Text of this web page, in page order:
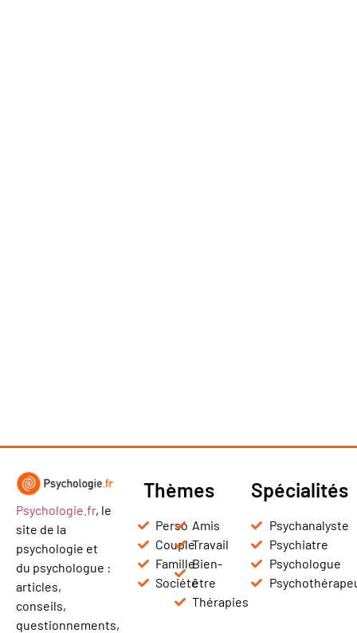
Psychologie.fr, le
site de la
psychologie et
du psychologue :
articles,
conseils,
questionnements,
Thèmes
Perso
Couple
Famille
Société
Amis
Travail
Bien-
être
Thérapies
Spécialités
Psychanalyste
Psychiatre
Psychologue